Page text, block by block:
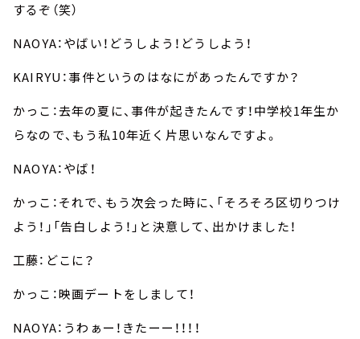
するぞ（笑）
NAOYA：やばい！どうしよう！どうしよう！
KAIRYU：事件というのはなにがあったんですか？
かっこ：去年の夏に、事件が起きたんです！中学校1年生か
らなので、もう私10年近く片思いなんですよ。
NAOYA：やば！
かっこ：それで、もう次会った時に、「そろそろ区切りつけ
よう！」「告白しよう！」と決意して、出かけました！
工藤：どこに？
かっこ：映画デートをしまして！
NAOYA：うわぁー！きたーー！！！！